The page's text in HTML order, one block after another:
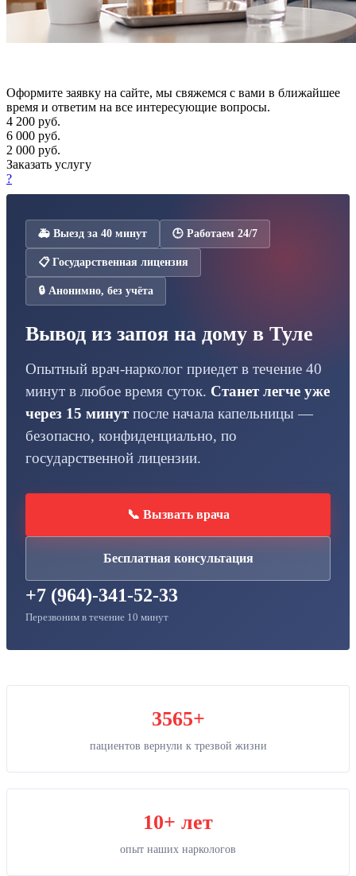
Оформите заявку на сайте, мы свяжемся с вами в ближайшее
время и ответим на все интересующие вопросы.
4 200 руб.
6 000 руб.
2 000 руб.
Заказать услугу
?
🚑 Выезд за 40 минут 🕒 Работаем 24/7
📋 Государственная лицензия
🔒 Анонимно, без учёта
Вывод из запоя на дому в Туле
Опытный врач-нарколог приедет в течение 40
минут в любое время суток. Станет легче уже
через 15 минут после начала капельницы —
безопасно, конфиденциально, по
государственной лицензии.
📞 Вызвать врача
Бесплатная консультация
+7 (964)-341-52-33
Перезвоним в течение 10 минут
3565+
пациентов вернули к трезвой жизни
10+ лет
опыт наших наркологов